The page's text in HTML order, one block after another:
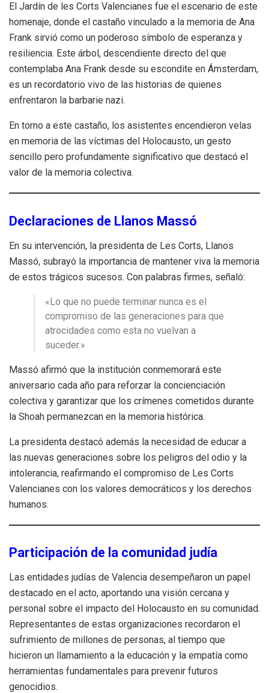
El Jardín de les Corts Valencianes fue el escenario de este
homenaje, donde el castaño vinculado a la memoria de Ana
Frank sirvió como un poderoso símbolo de esperanza y
resiliencia. Este árbol, descendiente directo del que
contemplaba Ana Frank desde su escondite en Ámsterdam,
es un recordatorio vivo de las historias de quienes
enfrentaron la barbarie nazi.
En torno a este castaño, los asistentes encendieron velas
en memoria de las víctimas del Holocausto, un gesto
sencillo pero profundamente significativo que destacó el
valor de la memoria colectiva.
Declaraciones de Llanos Massó
En su intervención, la presidenta de Les Corts, Llanos
Massó, subrayó la importancia de mantener viva la memoria
de estos trágicos sucesos. Con palabras firmes, señaló:
«Lo que no puede terminar nunca es el
compromiso de las generaciones para que
atrocidades como esta no vuelvan a
suceder.»
Massó afirmó que la institución conmemorará este
aniversario cada año para reforzar la concienciación
colectiva y garantizar que los crímenes cometidos durante
la Shoah permanezcan en la memoria histórica.
La presidenta destacó además la necesidad de educar a
las nuevas generaciones sobre los peligros del odio y la
intolerancia, reafirmando el compromiso de Les Corts
Valencianes con los valores democráticos y los derechos
humanos.
Participación de la comunidad judía
Las entidades judías de Valencia desempeñaron un papel
destacado en el acto, aportando una visión cercana y
personal sobre el impacto del Holocausto en su comunidad.
Representantes de estas organizaciones recordaron el
sufrimiento de millones de personas, al tiempo que
hicieron un llamamiento a la educación y la empatía como
herramientas fundamentales para prevenir futuros
genocidios.